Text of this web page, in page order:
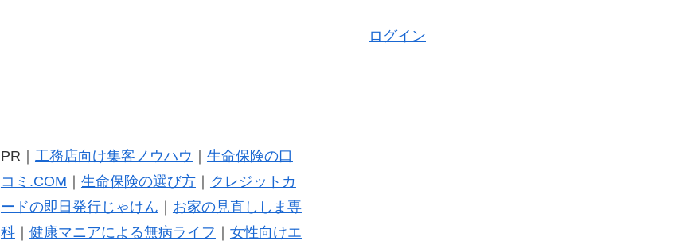
ログイン
PR｜ 工務店向け集客ノウハウ
生命保険の口
コミ.COM
生命保険の選び方｜
クレジットカ
ードの即日発行じゃけん
お家の見直ししま専
科｜ 健康マニアによる無病ライフ 女性向けエ